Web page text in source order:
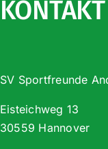
KONTAKT
SV Sportfreunde
Eisteichweg 13
30559 Hannover